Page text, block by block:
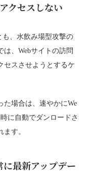
クセスしない
も、水飲み場型攻撃の
、Webサイトの訪問
セスさせようとするケ
た場合は、速やかにWe
に自動でダンロードさ
す。
最新アップデー